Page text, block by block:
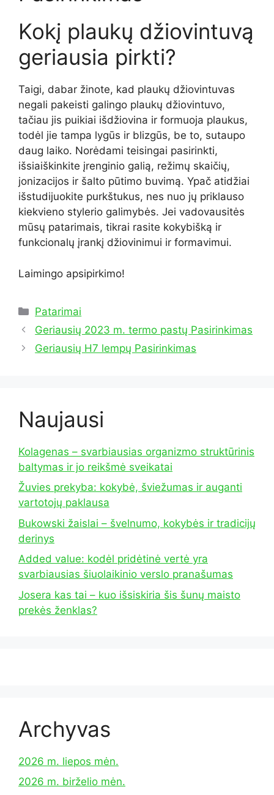
Kokį plaukų džiovintuvą
geriausia pirkti?
Taigi, dabar žinote, kad plaukų džiovintuvas
negali pakeisti galingo plaukų džiovintuvo,
tačiau jis puikiai išdžiovina ir formuoja plaukus,
todėl jie tampa lygūs ir blizgūs, be to, sutaupo
daug laiko. Norėdami teisingai pasirinkti,
išsiaiškinkite įrenginio galią, režimų skaičių,
jonizacijos ir šalto pūtimo buvimą. Ypač atidžiai
išstudijuokite purkštukus, nes nuo jų priklauso
kiekvieno stylerio galimybės. Jei vadovausitės
mūsų patarimais, tikrai rasite kokybišką ir
funkcionalų įrankį džiovinimui ir formavimui.
Laimingo apsipirkimo!
Kategorijos
Patarimai
Geriausių 2023 m. termo pastų Pasirinkimas
Geriausių H7 lempų Pasirinkimas
Naujausi
Kolagenas – svarbiausias organizmo struktūrinis
baltymas ir jo reikšmė sveikatai
Žuvies prekyba: kokybė, šviežumas ir auganti
vartotojų paklausa
Bukowski žaislai – švelnumo, kokybės ir tradicijų
derinys
Added value: kodėl pridėtinė vertė yra
svarbiausias šiuolaikinio verslo pranašumas
Josera kas tai – kuo išsiskiria šis šunų maisto
prekės ženklas?
Archyvas
2026 m. liepos mėn.
2026 m. birželio mėn.